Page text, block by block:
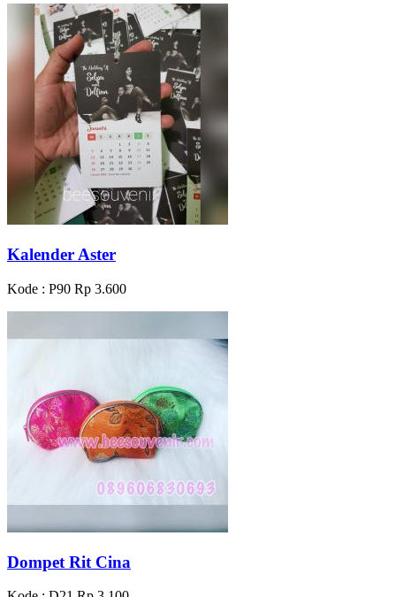
Kalender Aster
Kode : P90 Rp 3.600
Dompet Rit Cina